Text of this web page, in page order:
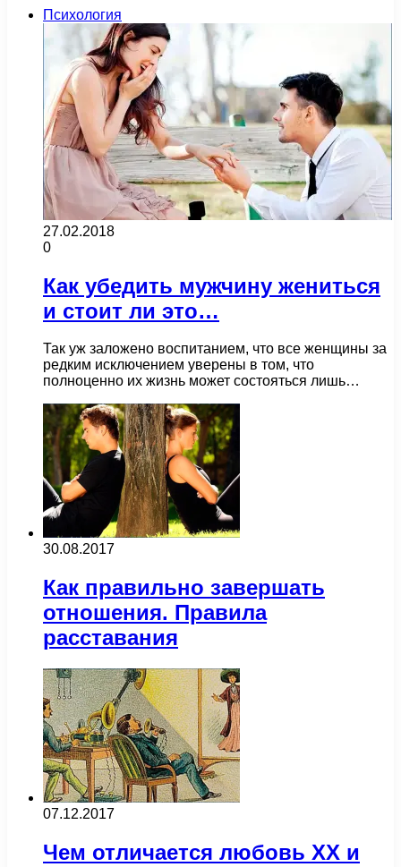
Психология
27.02.2018
0
Как убедить мужчину жениться
и стоит ли это…
Так уж заложено воспитанием, что все женщины за
редким исключением уверены в том, что
полноценно их жизнь может состояться лишь…
30.08.2017
Как правильно завершать
отношения. Правила
расставания
07.12.2017
Чем отличается любовь ХХ и